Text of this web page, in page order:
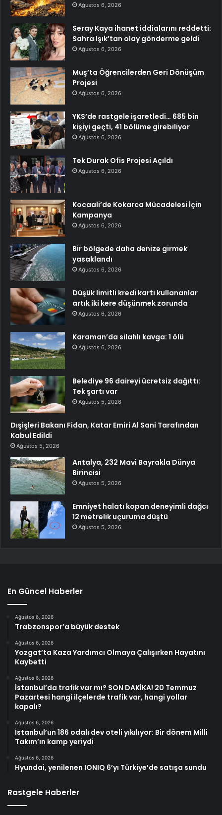
Ağustos 6, 2026
Seray Kaya ihanet iddialarını reddetti:
Sahra Işık’tan olay gönderme geldi
Ağustos 6, 2026
Muş’ta Öğrencilerden Geri Dönüşüm
Projesi
Ağustos 6, 2026
YKS’de rastgele işaretledi… 685 bin
kişiyi geçti, 41 bölüme girebiliyor
Ağustos 6, 2026
Tek Durak Ofis Projesi Açıldı
Ağustos 6, 2026
Kocaali’de Kokarca Mücadelesi İçin
Kampanya
Ağustos 6, 2026
Bir bölgede daha denize girmek
yasaklandı
Ağustos 6, 2026
Düşük limitli kredi kartı kullananlar
artık iki kere düşünmek zorunda
Ağustos 6, 2026
Karaman’da silahlı kavga: 1 ölü
Ağustos 6, 2026
Belediye 96 daireyi ücretsiz dağıttı:
Tek şartı var
Ağustos 5, 2026
Dışişleri Bakanı Fidan, Katar Emiri Al Sani Tarafından
Kabul Edildi
Ağustos 5, 2026
Antalya, 232 Mavi Bayrakla Dünya
Birincisi
Ağustos 5, 2026
Emniyet halatı kopan deneyimli dağcı
12 metrelik uçuruma düştü
Ağustos 5, 2026
En Güncel Haberler
Ağustos 6, 2026
Trabzonspor’a büyük destek
Ağustos 6, 2026
Yozgat’ta Kaza Yardımcı Olmaya Çalışırken Hayatını
Kaybetti
Ağustos 6, 2026
İstanbul’da trafik var mı? SON DAKİKA! 20 Temmuz
Pazartesi hangi ilçelerde trafik var, hangi yollar
kapalı?
Ağustos 6, 2026
İstanbul’un 186 odalı dev oteli yıkılıyor: Bir dönem Milli
Takım’ın kamp yeriydi
Ağustos 6, 2026
Hyundai, yenilenen IONIQ 6’yı Türkiye’de satışa sundu
Rastgele Haberler